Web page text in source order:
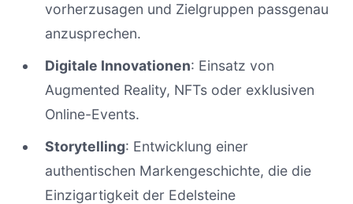
vorherzusagen und Zielgruppen passgenau
anzusprechen.
Digitale Innovationen: Einsatz von
Augmented Reality, NFTs oder exklusiven
Online-Events.
Storytelling: Entwicklung einer
authentischen Markengeschichte, die die
Einzigartigkeit der Edelsteine